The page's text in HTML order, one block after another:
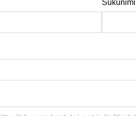
Sukunimi